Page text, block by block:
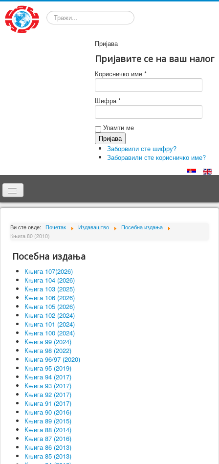
Пријава
Пријавите се на ваш налог
Корисничко име *
Шифра *
Упамти ме
Заборвили сте шифру?
Заборавили сте корисничко име?
Почетна
О Институту
Сарадници
Пројекти
Издаваштво
Активности
Сарадња
Новости
Библиотека
Контакт
Ви сте овде: Почетак Издаваштво
Посебна издања
Књига 80 (2010)
Посебна издања
Књига 107(2026)
Књига 104 (2026)
Књига 103 (2025)
Књига 106 (2026)
Књига 105 (2026)
Књига 102 (2024)
Књига 101 (2024)
Књига 100 (2024)
Књига 99 (2024)
Књига 98 (2022)
Књига 96/97 (2020)
Књига 95 (2019)
Књига 94 (2017)
Књига 93 (2017)
Књига 92 (2017)
Књига 91 (2017)
Књига 90 (2016)
Књига 89 (2015)
Књига 88 (2014)
Књига 87 (2016)
Књига 86 (2013)
Књига 85 (2013)